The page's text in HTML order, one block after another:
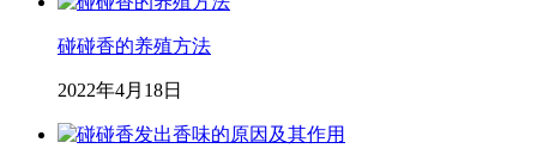
碰碰香的养殖方法
2022年4月18日